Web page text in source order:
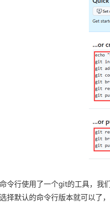
令行使用了一个git的工具，我
择默认的命令行版本就可以了